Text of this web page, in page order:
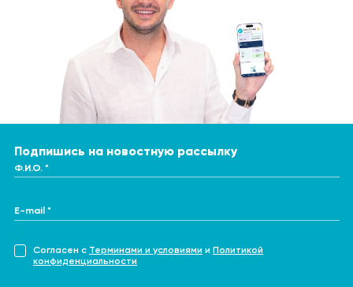
Подпишись на новостную рассылку
Ф.И.О. *
E-mail *
Согласен с Терминами и условиями и Политикой
конфиденциальности